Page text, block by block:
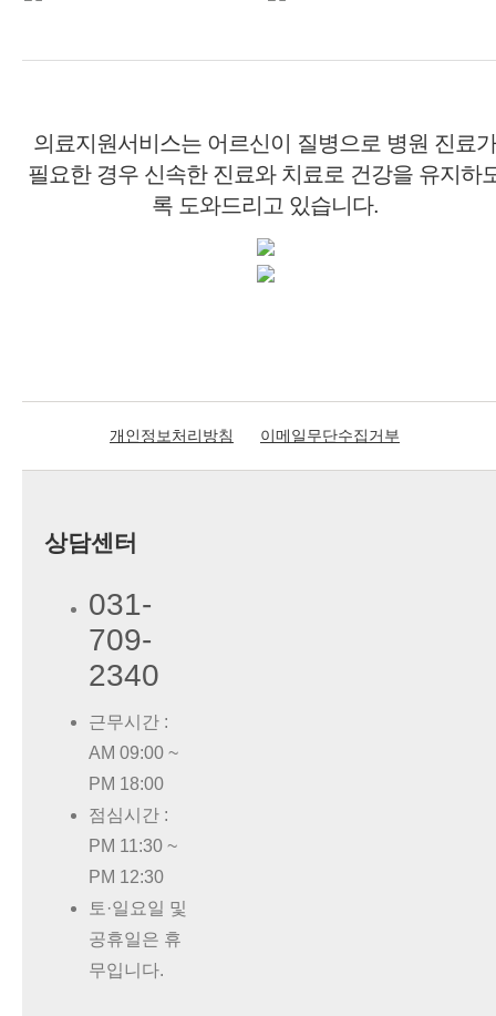
의료지원서비스는 어르신이 질병으로 병원 진료
필요한 경우 신속한 진료와 치료로 건강을 유지하
록 도와드리고 있습니다.
개인정보처리방침 이메일무단수집거부
상담센터
031-
709-
2340
근무시간 :
AM 09:00 ~
PM 18:00
점심시간 :
PM 11:30 ~
PM 12:30
토·일요일 및
공휴일은 휴
무입니다.